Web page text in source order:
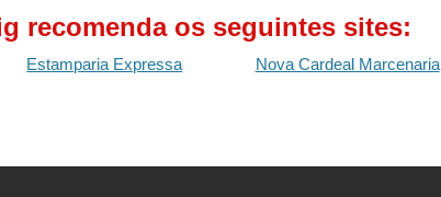
recomenda os seguintes sites:
Estamparia Expressa Nova Cardeal Marcenaria